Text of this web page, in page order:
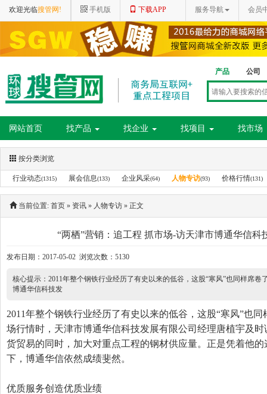
欢迎光临搜管网! 手机版 下载APP 服务导航 会员
产品 公司
网站首页 找产品 找企业 找项目 找市场
按分类浏览
行业动态(1315) 展会信息(133) 企业风采(64) 人物专访(93) 价格行情(131)
当前位置: 首页 » 资讯 » 人物专访 » 正文
“两栖”营销：追工程 抓市场-访天津市博通华信科
发布日期：2017-05-02 浏览次数：5130
核心提示：2011年整个钢铁行业经历了有史以来的低谷，这股“寒风”也同样席
博通华信科技发
2011年整个钢铁行业经历了有史以来的低谷，这股“寒风”也
场行情时，天津市博通华信科技发展有限公司经理唐植宇及
货贸易的同时，加大对重点工程的钢材供应量。正是凭着他
下，博通华信依然成绩斐然。
优质服务创造优质业绩